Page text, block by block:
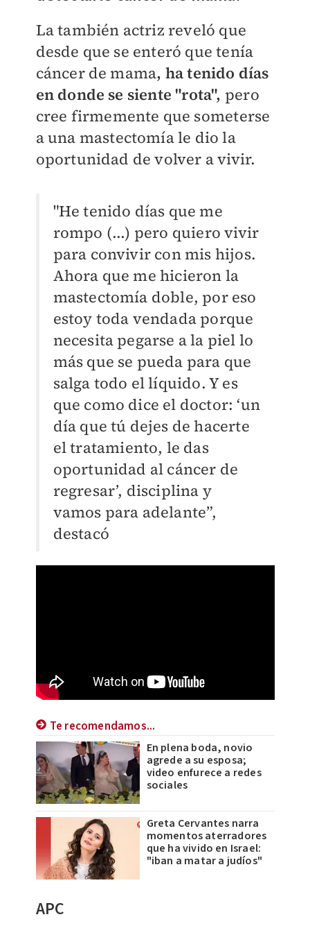
La también actriz reveló que
desde que se enteró que tenía
cáncer de mama, ha tenido días
en donde se siente "rota", pero
cree firmemente que someterse
a una mastectomía le dio la
oportunidad de volver a vivir.
"He tenido días que me
rompo (...) pero quiero vivir
para convivir con mis hijos.
Ahora que me hicieron la
mastectomía doble, por eso
estoy toda vendada porque
necesita pegarse a la piel lo
más que se pueda para que
salga todo el líquido. Y es
que como dice el doctor: ‘un
día que tú dejes de hacerte
el tratamiento, le das
oportunidad al cáncer de
regresar’, disciplina y
vamos para adelante”,
destacó
Te recomendamos...
En plena boda, novio
agrede a su esposa;
video enfurece a redes
sociales
Greta Cervantes narra
momentos aterradores
que ha vivido en Israel:
"iban a matar a judíos"
APC